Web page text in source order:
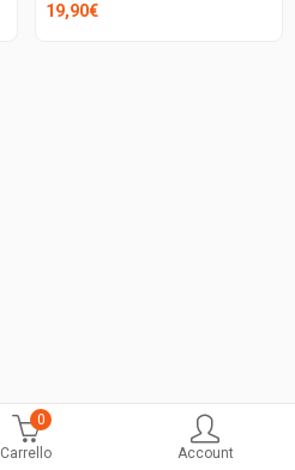
0
Carrello
Account
19,90€